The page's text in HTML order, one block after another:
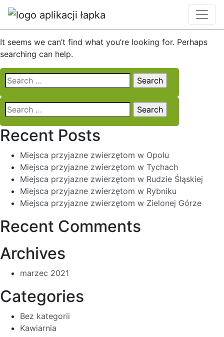
Nothing Found
It seems we can’t find what you’re looking for. Perhaps
searching can help.
Search
for:
Search
for:
Recent Posts
Miejsca przyjazne zwierzętom w Opolu
Miejsca przyjazne zwierzętom w Tychach
Miejsca przyjazne zwierzętom w Rudzie Śląskiej
Miejsca przyjazne zwierzętom w Rybniku
Miejsca przyjazne zwierzętom w Zielonej Górze
Recent Comments
Archives
marzec 2021
Categories
Bez kategorii
Kawiarnia